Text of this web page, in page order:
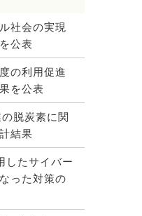
社会の実現
公表
の利用促進
を公表
脱炭素に関
結果
したサイバー
った対策の